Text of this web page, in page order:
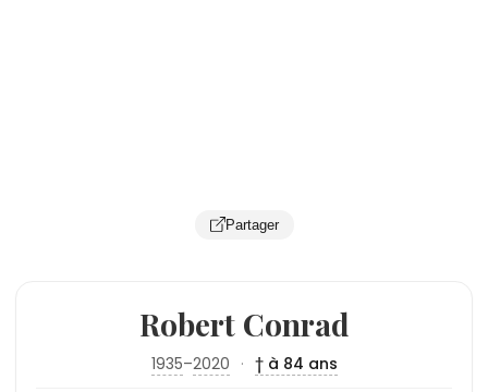
Partager
Robert Conrad
1935–2020 · † à 84 ans